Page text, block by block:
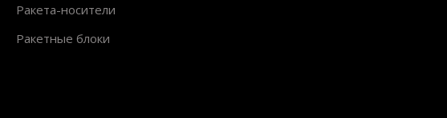
Ракета-носители
Ракетные блоки